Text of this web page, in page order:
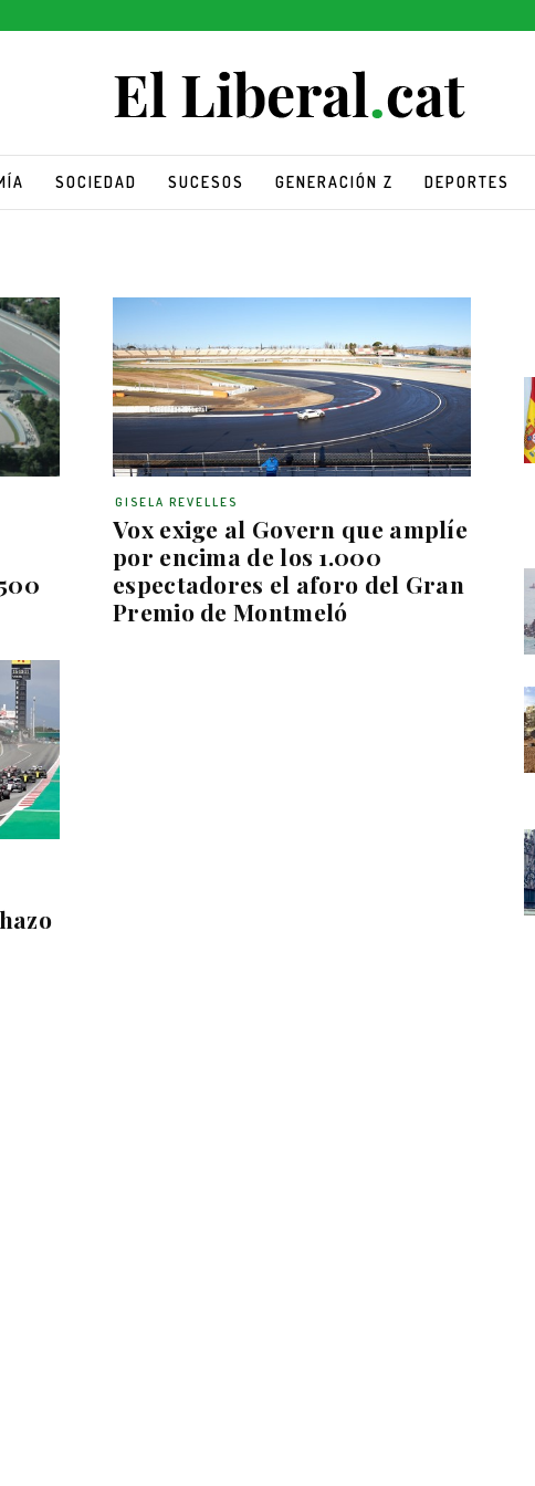
SOCIEDAD SUCESOS GENERACIÓN Z DEPORTES
Vox exige al Govern que amplíe
por encima de los 1.000
espectadores el aforo del Gran
Premio de Montmeló
GISELA REVELLES